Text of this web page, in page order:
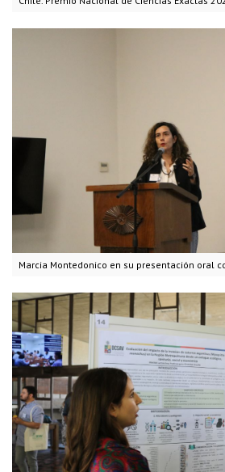
Marcia Montedonico en su presentación oral